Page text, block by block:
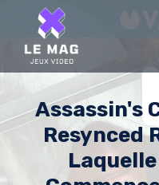
content
Assassin's
Resynced